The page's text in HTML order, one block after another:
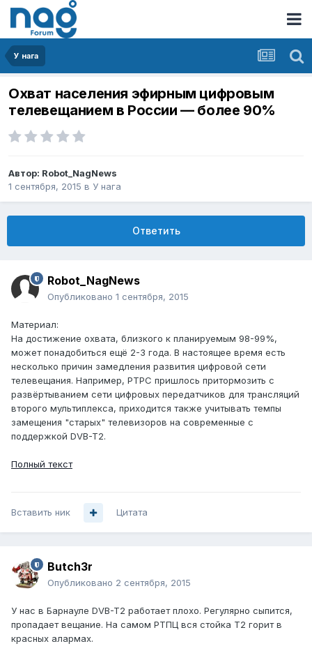
У нага
Охват населения эфирным цифровым
телевещанием в России — более 90%
Автор: Robot_NagNews
1 сентября, 2015 в У нага
Ответить
Robot_NagNews
Опубликовано 1 сентября, 2015
Материал:
На достижение охвата, близкого к планируемым 98-99%,
может понадобиться ещё 2-3 года. В настоящее время есть
несколько причин замедления развития цифровой сети
телевещания. Например, РТРС пришлось притормозить с
развёртыванием сети цифровых передатчиков для трансляций
второго мультиплекса, приходится также учитывать темпы
замещения "старых" телевизоров на современные с
поддержкой DVB-T2.
Полный текст
Вставить ник Цитата
Butch3r
Опубликовано 2 сентября, 2015
У нас в Барнауле DVB-T2 работает плохо. Регулярно сыпится,
пропадает вещание. На самом РТПЦ вся стойка Т2 горит в
красных алармах.